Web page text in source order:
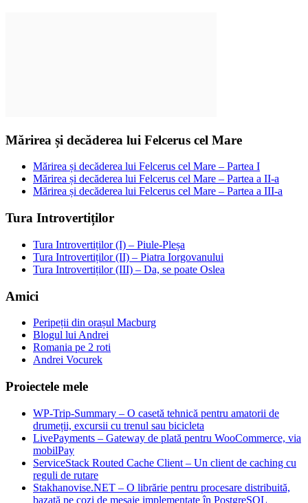
Mărirea și decăderea lui Felcerus cel Mare
Mărirea și decăderea lui Felcerus cel Mare – Partea I
Mărirea și decăderea lui Felcerus cel Mare – Partea a II-a
Mărirea și decăderea lui Felcerus cel Mare – Partea a III-a
Tura Introvertiților
Tura Introvertiților (I) – Piule-Pleșa
Tura Introvertiților (II) – Piatra Iorgovanului
Tura Introvertiților (III) – Da, se poate Oslea
Amici
Peripeții din orașul Macburg
Blogul lui Andrei
Romania pe 2 roti
Andrei Vocurek
Proiectele mele
WP-Trip-Summary – O casetă tehnică pentru amatorii de
drumeții, excursii cu trenul sau bicicleta
LivePayments – Gateway de plată pentru WooCommerce, via
mobilPay
ServiceStack Routed Cache Client – Un client de caching cu
reguli de rutare
Stakhanovise.NET – O librărie pentru procesare distribuită,
bazată pe cozi de mesaje implementate în PostgreSQL